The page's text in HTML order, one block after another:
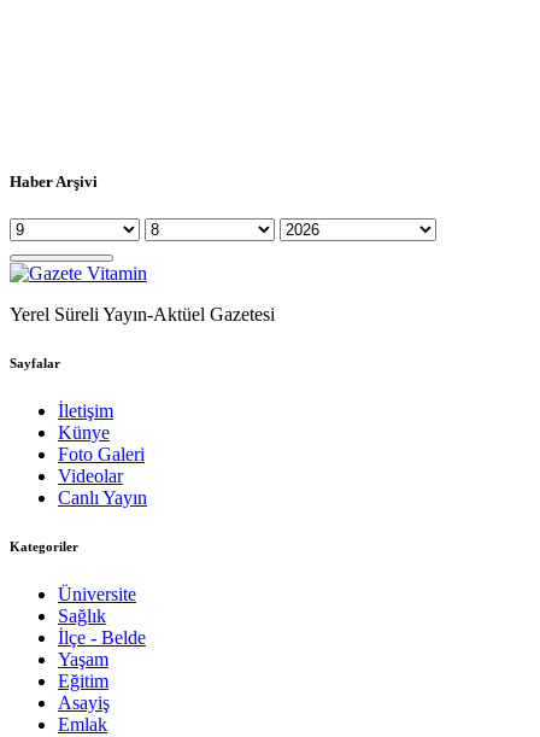
Haber Arşivi
Yerel Süreli Yayın-Aktüel Gazetesi
Sayfalar
İletişim
Künye
Foto Galeri
Videolar
Canlı Yayın
Kategoriler
Üniversite
Sağlık
İlçe - Belde
Yaşam
Eğitim
Asayiş
Emlak